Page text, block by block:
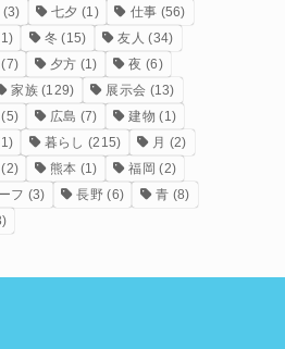
(3) 七夕 (1) 仕事 (56)
冬 (15) 友人 (34)
(7) 夕方 (1) 夜 (6)
家族(129) 展示会 (13)
広島 (7) 建物 (1)
暮らし (215) 月 (2)
(2) 熊本 (1) 福岡 (2)
フ (3) 長野 (6) 青 (8)